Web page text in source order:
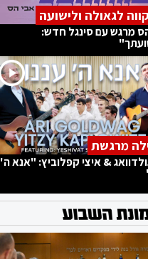
לגאולה ולישועה
מרגש עם סינגל חדש:
מרגשת
& איצי קפלוביץ: "אנא ה'